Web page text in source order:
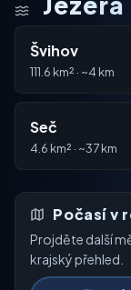
Švihov
111.6 km² · ~4 km
Seč
4.6 km² · ~37 km
Počasí v
Projděte další
krajský přehled.